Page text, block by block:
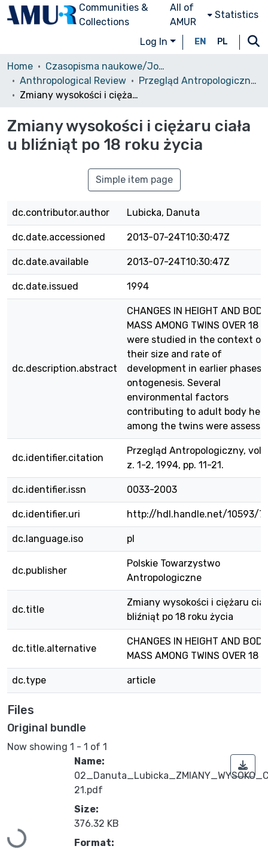
Communities &
Collections
All of
AMUR
Statistics
Log In EN PL
Home
Czasopisma naukowe/Journals
Anthropological Review
Przegląd Antropologiczny, 1994, vol. 57
Zmiany wysokości i ciężaru ciała u bliźniąt po 18 roku życia
Zmiany wysokości i ciężaru ciała
u bliźniąt po 18 roku życia
Simple item page
dc.contributor.author Lubicka, Danuta
dc.date.accessioned 2013-07-24T10:30:47Z
dc.date.available 2013-07-24T10:30:47Z
dc.date.issued 1994
dc.description.abstract
CHANGES IN HEIGHT AND BODY
MASS AMONG TWINS OVER 18
were studied in the context of
their size and rate of
development in earlier phases
ontogenesis. Several
environmental factors
contributing to adult body
among the twins were
dc.identifier.citation
Przegląd Antropologiczny, vol.
z. 1-2, 1994, pp. 11-21.
dc.identifier.issn 0033-2003
dc.identifier.uri http://hdl.handle.net/10593/
dc.language.iso pl
dc.publisher
Polskie Towarzystwo
Antropologiczne
dc.title
Zmiany wysokości i ciężaru
bliźniąt po 18 roku życia
dc.title.alternative
CHANGES IN HEIGHT AND BODY
MASS AMONG TWINS OVER 18
dc.type article
Files
Original bundle
Now showing 1 - 1 of 1
Loading...
Name:
21.pdf
Size:
376.32 KB
Format: